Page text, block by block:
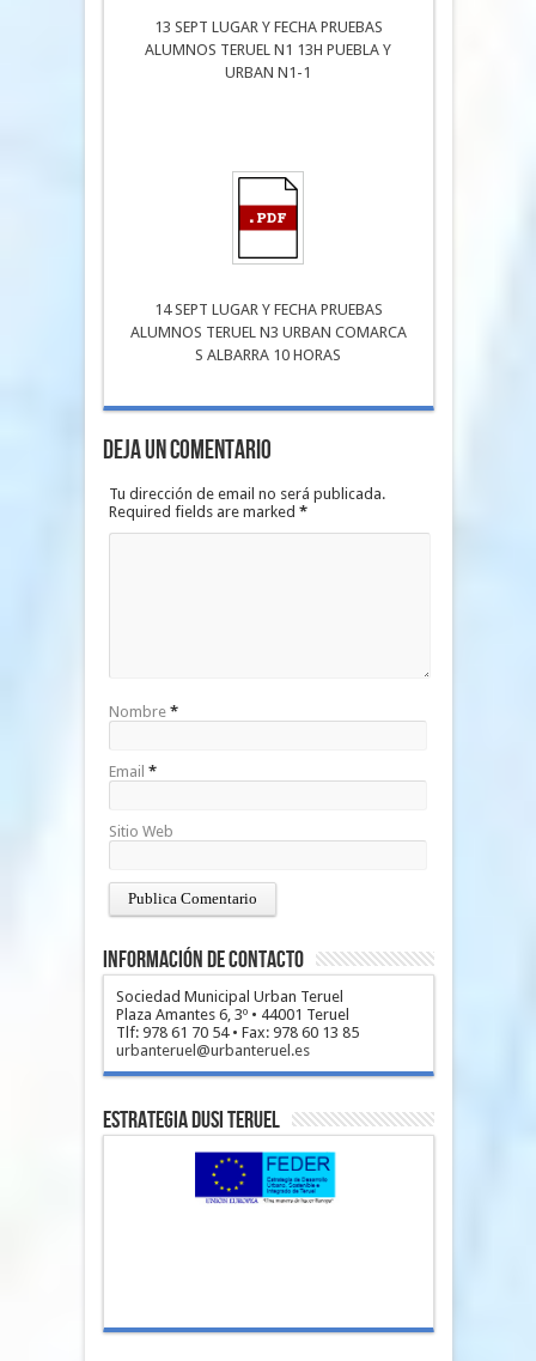
13 SEPT LUGAR Y FECHA PRUEBAS
ALUMNOS TERUEL N1 13H PUEBLA Y
URBAN N1-1
14 SEPT LUGAR Y FECHA PRUEBAS
ALUMNOS TERUEL N3 URBAN COMARCA
S ALBARRA 10 HORAS
Deja un Comentario
Tu dirección de email no será publicada.
Required fields are marked *
Nombre *
Email *
Sitio Web
Información de Contacto
Sociedad Municipal Urban Teruel
Plaza Amantes 6, 3º • 44001 Teruel
Tlf: 978 61 70 54 • Fax: 978 60 13 85
urbanteruel@urbanteruel.es
Estrategia DUSI Teruel